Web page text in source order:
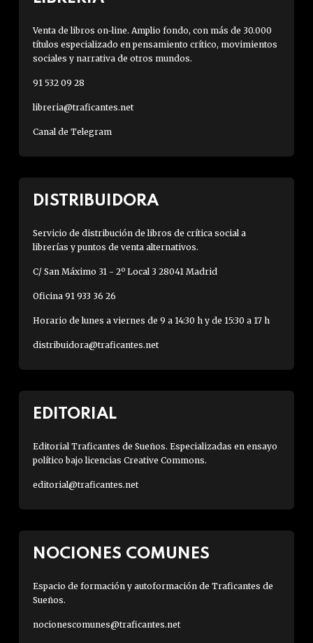
Venta de libros on-line. Amplio fondo, con más de 30.000
títulos especializado en pensamiento crítico, movimientos
sociales y narrativa de otros mundos.
91 532 09 28
libreria@traficantes.net
Canal de Telegram
DISTRIBUIDORA
Servicio de distribución de libros de crítica social a
librerías y puntos de venta alternativos.
C/ San Máximo 31 - 2º Local 3 28041 Madrid
Oficina 91 933 36 26
Horario de lunes a viernes de 9 a 14:30 h y de 15:30 a 17 h
distribuidora@traficantes.net
EDITORIAL
Editorial Traficantes de Sueños. Especializadas en ensayo
político bajo licencias Creative Commons.
editorial@traficantes.net
NOCIONES COMUNES
Espacio de formación y autoformación de Traficantes de
Sueños.
nocionescomunes@traficantes.net